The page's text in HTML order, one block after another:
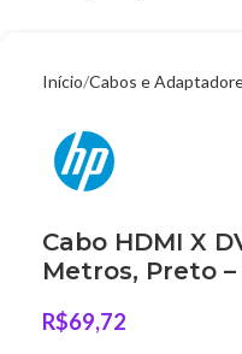
Início Cabos e
Cabo HDMI X
Metros, Preto –
R$69,72